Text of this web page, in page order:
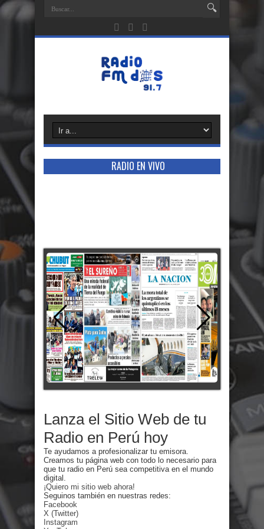
RADIO EN VIVO
Lanza el Sitio Web de tu
Radio en Perú hoy
Te ayudamos a profesionalizar tu emisora.
Creamos tu página web con todo lo necesario para
que tu radio en Perú sea competitiva en el mundo
digital.
¡Quiero mi sitio web ahora!
Seguinos también en nuestras redes:
Facebook
X (Twitter)
Instagram